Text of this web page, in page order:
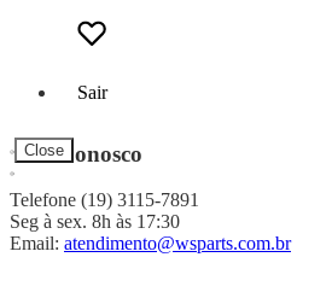
Sair
Close
Fale Conosco
Telefone (19) 3115-7891
Seg à sex. 8h às 17:30
Email: atendimento@wsparts.com.br